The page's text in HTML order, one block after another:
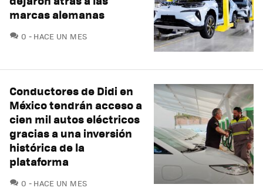
marcas alemanas
0 COMENTARIOS
HACE UN MES
Conductores de Didi en
México tendrán acceso a
cien mil autos eléctricos
gracias a una inversión
histórica de la
plataforma
0 COMENTARIOS
HACE UN MES